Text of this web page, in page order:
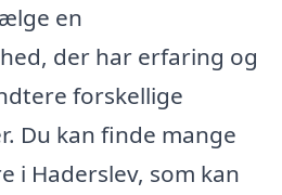
en
der har erfaring og
forskellige
Du kan finde mange
i Haderslev, som kan